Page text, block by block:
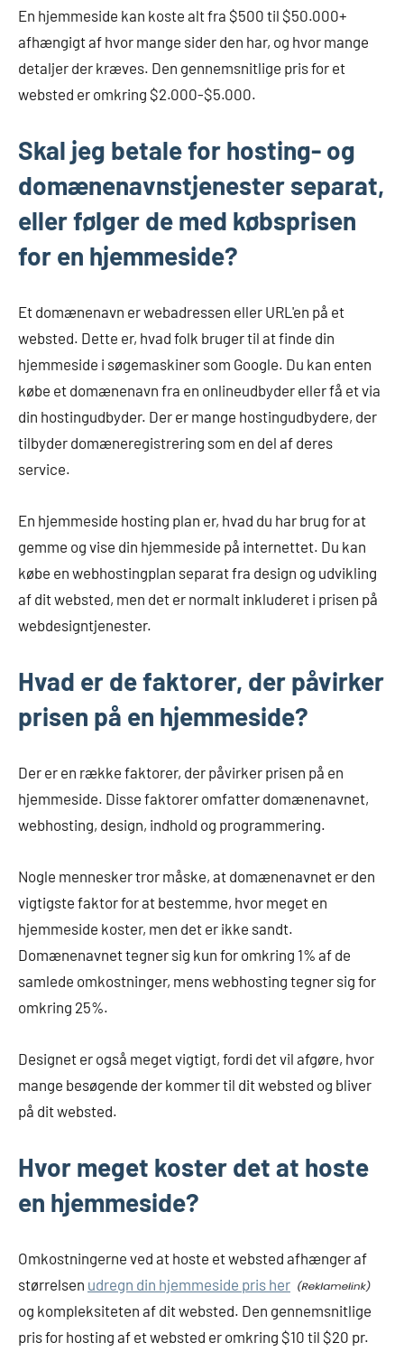
En hjemmeside kan koste alt fra $500 til $50.000+
afhængigt af hvor mange sider den har, og hvor mange
detaljer der kræves. Den gennemsnitlige pris for et
websted er omkring $2.000-$5.000.
Skal jeg betale for hosting- og
domænenavnstjenester separat,
eller følger de med købsprisen
for en hjemmeside?
Et domænenavn er webadressen eller URL'en på et
websted. Dette er, hvad folk bruger til at finde din
hjemmeside i søgemaskiner som Google. Du kan enten
købe et domænenavn fra en onlineudbyder eller få et via
din hostingudbyder. Der er mange hostingudbydere, der
tilbyder domæneregistrering som en del af deres
service.
En hjemmeside hosting plan er, hvad du har brug for at
gemme og vise din hjemmeside på internettet. Du kan
købe en webhostingplan separat fra design og udvikling
af dit websted, men det er normalt inkluderet i prisen på
webdesigntjenester.
Hvad er de faktorer, der påvirker
prisen på en hjemmeside?
Der er en række faktorer, der påvirker prisen på en
hjemmeside. Disse faktorer omfatter domænenavnet,
webhosting, design, indhold og programmering.
Nogle mennesker tror måske, at domænenavnet er den
vigtigste faktor for at bestemme, hvor meget en
hjemmeside koster, men det er ikke sandt.
Domænenavnet tegner sig kun for omkring 1% af de
samlede omkostninger, mens webhosting tegner sig for
omkring 25%.
Designet er også meget vigtigt, fordi det vil afgøre, hvor
mange besøgende der kommer til dit websted og bliver
på dit websted.
Hvor meget koster det at hoste
en hjemmeside?
Omkostningerne ved at hoste et websted afhænger af
størrelsen udregn din hjemmeside pris her
og kompleksiteten af dit websted. Den gennemsnitlige
pris for hosting af et websted er omkring $10 til $20 pr.